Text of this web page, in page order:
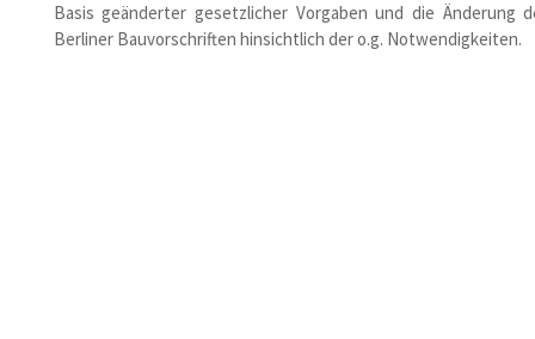
Basis geänderter gesetzlicher Vorgaben und die Änderung
Berliner Bauvorschriften hinsichtlich der o.g. Notwendigkeiten.